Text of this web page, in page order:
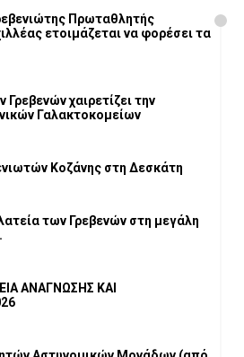
Πρωταθλητής
ετοιμάζεται να φορέσει τα
χαιρετίζει την
Γαλακτοκομείων
Κοζάνης στη Δεσκάτη
των Γρεβενών στη μεγάλη
ΑΝΑΓΝΩΣΗΣ ΚΑΙ